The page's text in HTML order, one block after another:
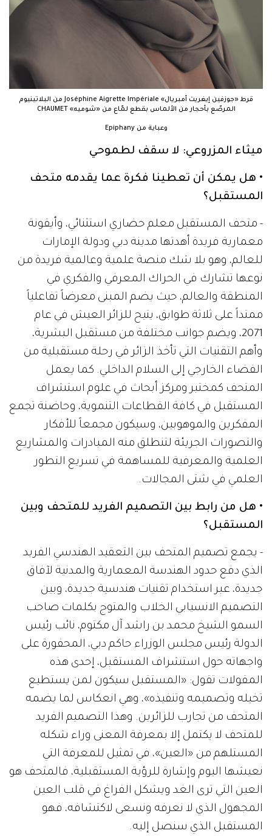
قرط «جوزفين إيغريت أمبريال» Joséphine Aigrette Impériale من البلاتينيوم
المرصّع بأحجار من الألماس بقطع لمّاع من «شوميه» CHAUMET
وعباية من Epiphany
ميثاء المزروعي: لا سقف لطموحي
• هل يمكن أن تعطينا فكرة عما يقدمه متحف
المستقبل؟
- متحف المستقبل معلم حضاري استثنائي، وأيقونة
معمارية فريدة أهدتها مدينة دبي ودولة الإمارات
للعالم، وهو بلا شك منصة علمية وعالمية فريدة من
نوعها تشارك في الحراك المعرفي والفكري في
المنطقة والعالم، حيث يضم المبنى معرضاً تفاعلياً
ممتداً على ثلاثة طوابق، يتيح للزائر العيش في عام
2071، ويضم جوانب مختلفة من مستقبل البشرية،
وأهم التقنيات التي تأخذ الزائر في رحلة مستقبلية من
الفضاء الخارجي إلى السلام الداخلي. كما يعمل
المتحف كمختبر ومركز أبحاث في علوم استشراف
المستقبل في كافة القطاعات التنموية، وحاضنة تجمع
المفكرين والموهوبين، وسيكون مجمعاً للأفكار
والتصورات الجريئة لتنطلق منه المبادرات والمشاريع
العلمية والمعرفية للمساهمة في تسريع التطور
العلمي في شتى المجالات.
• هل من رابط بين التصميم الفريد للمتحف وبين
المستقبل؟
- يجمع تصميم المتحف بين التعقيد الهندسي الفريد
الذي دفع حدود الهندسة المعمارية والمدنية لآفاق
جديدة، عبر استخدام تقنيات هندسية جديدة، وبين
التصميم الانسيابي الخلاب والمتوج بكلمات صاحب
السمو الشيخ محمد بن راشد آل مكتوم، نائب رئيس
الدولة رئيس مجلس الوزراء حاكم دبي، المحفورة على
واجهاته حول استشراف المستقبل، إحدى هذه
المقولات تقول: «المستقبل سيكون لمن يستطيع
تخيله وتصميمه وتنفيذه»، وهي انعكاس لما يضمه
المتحف من تجارب للزائرين. وهذا التصميم الفريد
للمتحف لا يكتمل إلا بمعرفة المعنى وراء شكله
المستلهم من «العين»، في تمثيل للمعرفة التي
نعيشها اليوم وإشارة للرؤية المستقبلية، فالمتحف هو
العين التي ترى الغد ويشكل الفراغ في قلب العين
المجهول الذي لا نعرفه ونسعى لاكتشافه، فهو
المستقبل الذي سنصل إليه.